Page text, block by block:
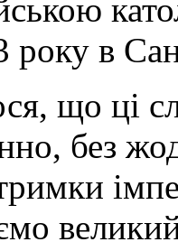
року в
що ці
без